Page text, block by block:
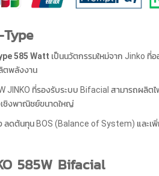
585 Watt เป็นนวัตกรรมใหม่จาก Jinko ที่
ตพลังงาน
JINKO ที่รองรับระบบ Bifacial สามารถผลิ
เชิงพาณิชย์ขนาดใหญ่
ต้นทุน BOS (Balance of System) และเพิ่
585W Bifacial